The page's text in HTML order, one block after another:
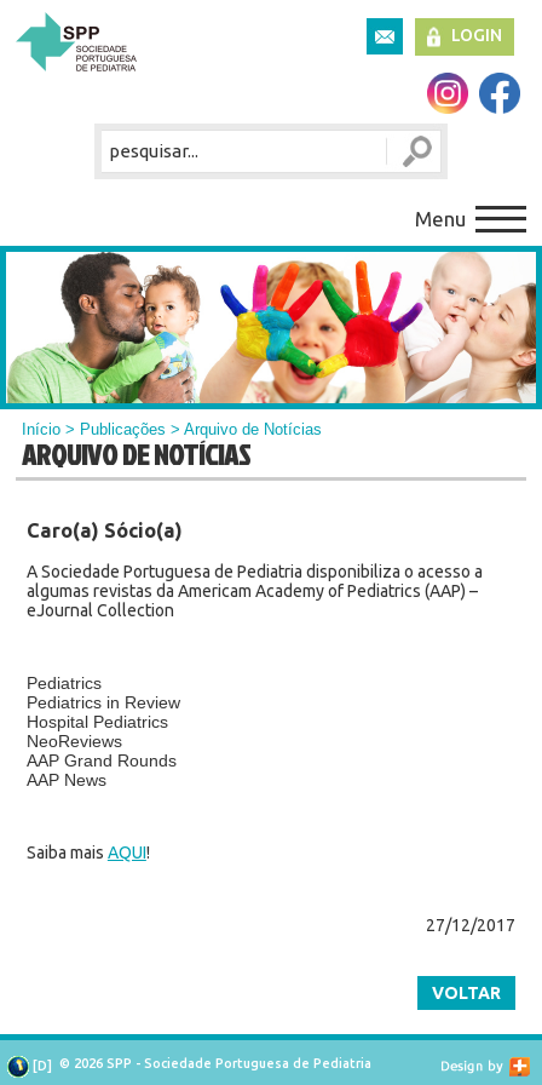
LOGIN
Menu
Início > Publicações > Arquivo de Notícias
ARQUIVO DE NOTÍCIAS
Caro(a) Sócio(a)
A Sociedade Portuguesa de Pediatria disponibiliza o acesso a
algumas revistas da Americam Academy of Pediatrics (AAP) –
eJournal Collection
Pediatrics
Pediatrics in Review
Hospital Pediatrics
NeoReviews
AAP Grand Rounds
AAP News
Saiba mais AQUI!
27/12/2017
VOLTAR
[D] © 2026 SPP - Sociedade Portuguesa de Pediatria